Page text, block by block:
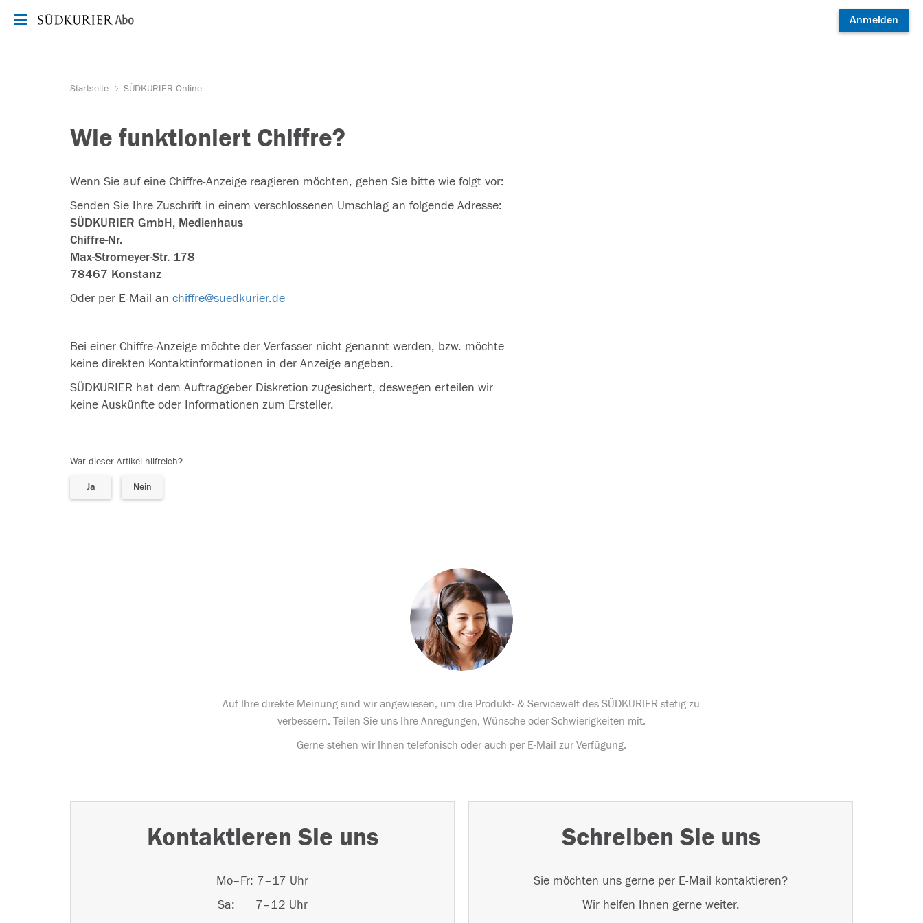
Anmelden
Startseite SÜDKURIER Online
Wie funktioniert Chiffre?
Wenn Sie auf eine Chiffre-Anzeige reagieren möchten, gehen Sie bitte wie folgt vor:
Senden Sie Ihre Zuschrift in einem verschlossenen Umschlag an folgende Adresse:
SÜDKURIER GmbH, Medienhaus
Chiffre-Nr.
Max-Stromeyer-Str. 178
78467 Konstanz
Oder per E-Mail an chiffre@suedkurier.de
Bei einer Chiffre-Anzeige möchte der Verfasser nicht genannt werden, bzw. möchte
keine direkten Kontaktinformationen in der Anzeige angeben.
SÜDKURIER hat dem Auftraggeber Diskretion zugesichert, deswegen erteilen wir
keine Auskünfte oder Informationen zum Ersteller.
War dieser Artikel hilfreich?
Ja Nein
Auf Ihre direkte Meinung sind wir angewiesen, um die Produkt- & Servicewelt des SÜDKURIER stetig zu
verbessern. Teilen Sie uns Ihre Anregungen, Wünsche oder Schwierigkeiten mit.
Gerne stehen wir Ihnen telefonisch oder auch per E-Mail zur Verfügung.
Kontaktieren Sie uns
Mo–Fr: 7–17 Uhr
Sa: 7–12 Uhr
Schreiben Sie uns
Sie möchten uns gerne per E-Mail kontaktieren?
Wir helfen Ihnen gerne weiter.